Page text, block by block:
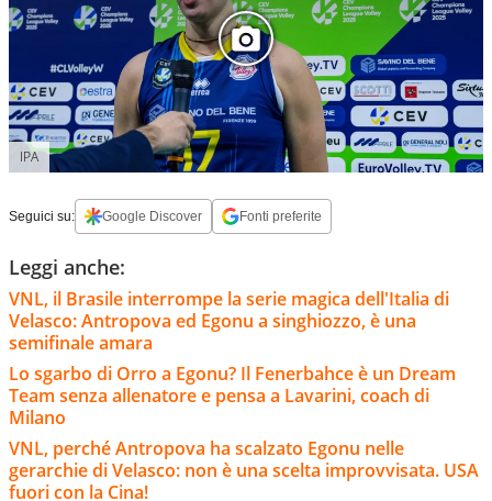
IPA
Seguici su: Google Discover Fonti preferite
Leggi anche:
VNL, il Brasile interrompe la serie magica dell'Italia di
Velasco: Antropova ed Egonu a singhiozzo, è una
semifinale amara
Lo sgarbo di Orro a Egonu? Il Fenerbahce è un Dream
Team senza allenatore e pensa a Lavarini, coach di
Milano
VNL, perché Antropova ha scalzato Egonu nelle
gerarchie di Velasco: non è una scelta improvvisata. USA
fuori con la Cina!